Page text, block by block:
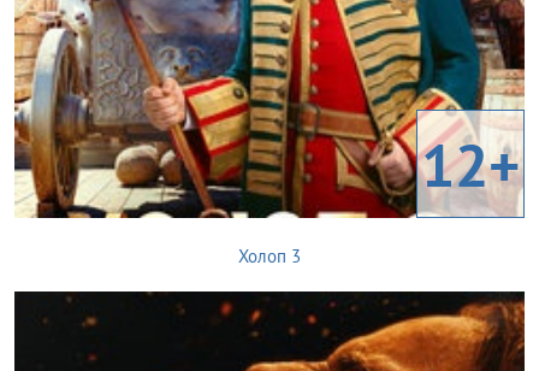
12+
Холоп 3